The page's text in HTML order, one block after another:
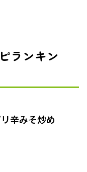
ランキン
辛みそ炒め